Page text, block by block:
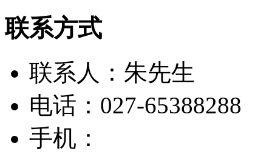
联系方式
联系人：朱先生
电话：027-65388288
手机：